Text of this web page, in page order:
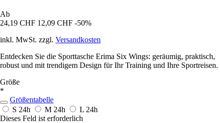
Ab
24,19 CHF 12,09 CHF -50%
inkl. MwSt. zzgl. Versandkosten
Entdecken Sie die Sporttasche Erima Six Wings: geräumig, praktisch,
robust und mit trendigem Design für Ihr Training und Ihre Sportreisen.
Größe
*
Größentabelle
S 24h M 24h L 24h
Dieses Feld ist erforderlich